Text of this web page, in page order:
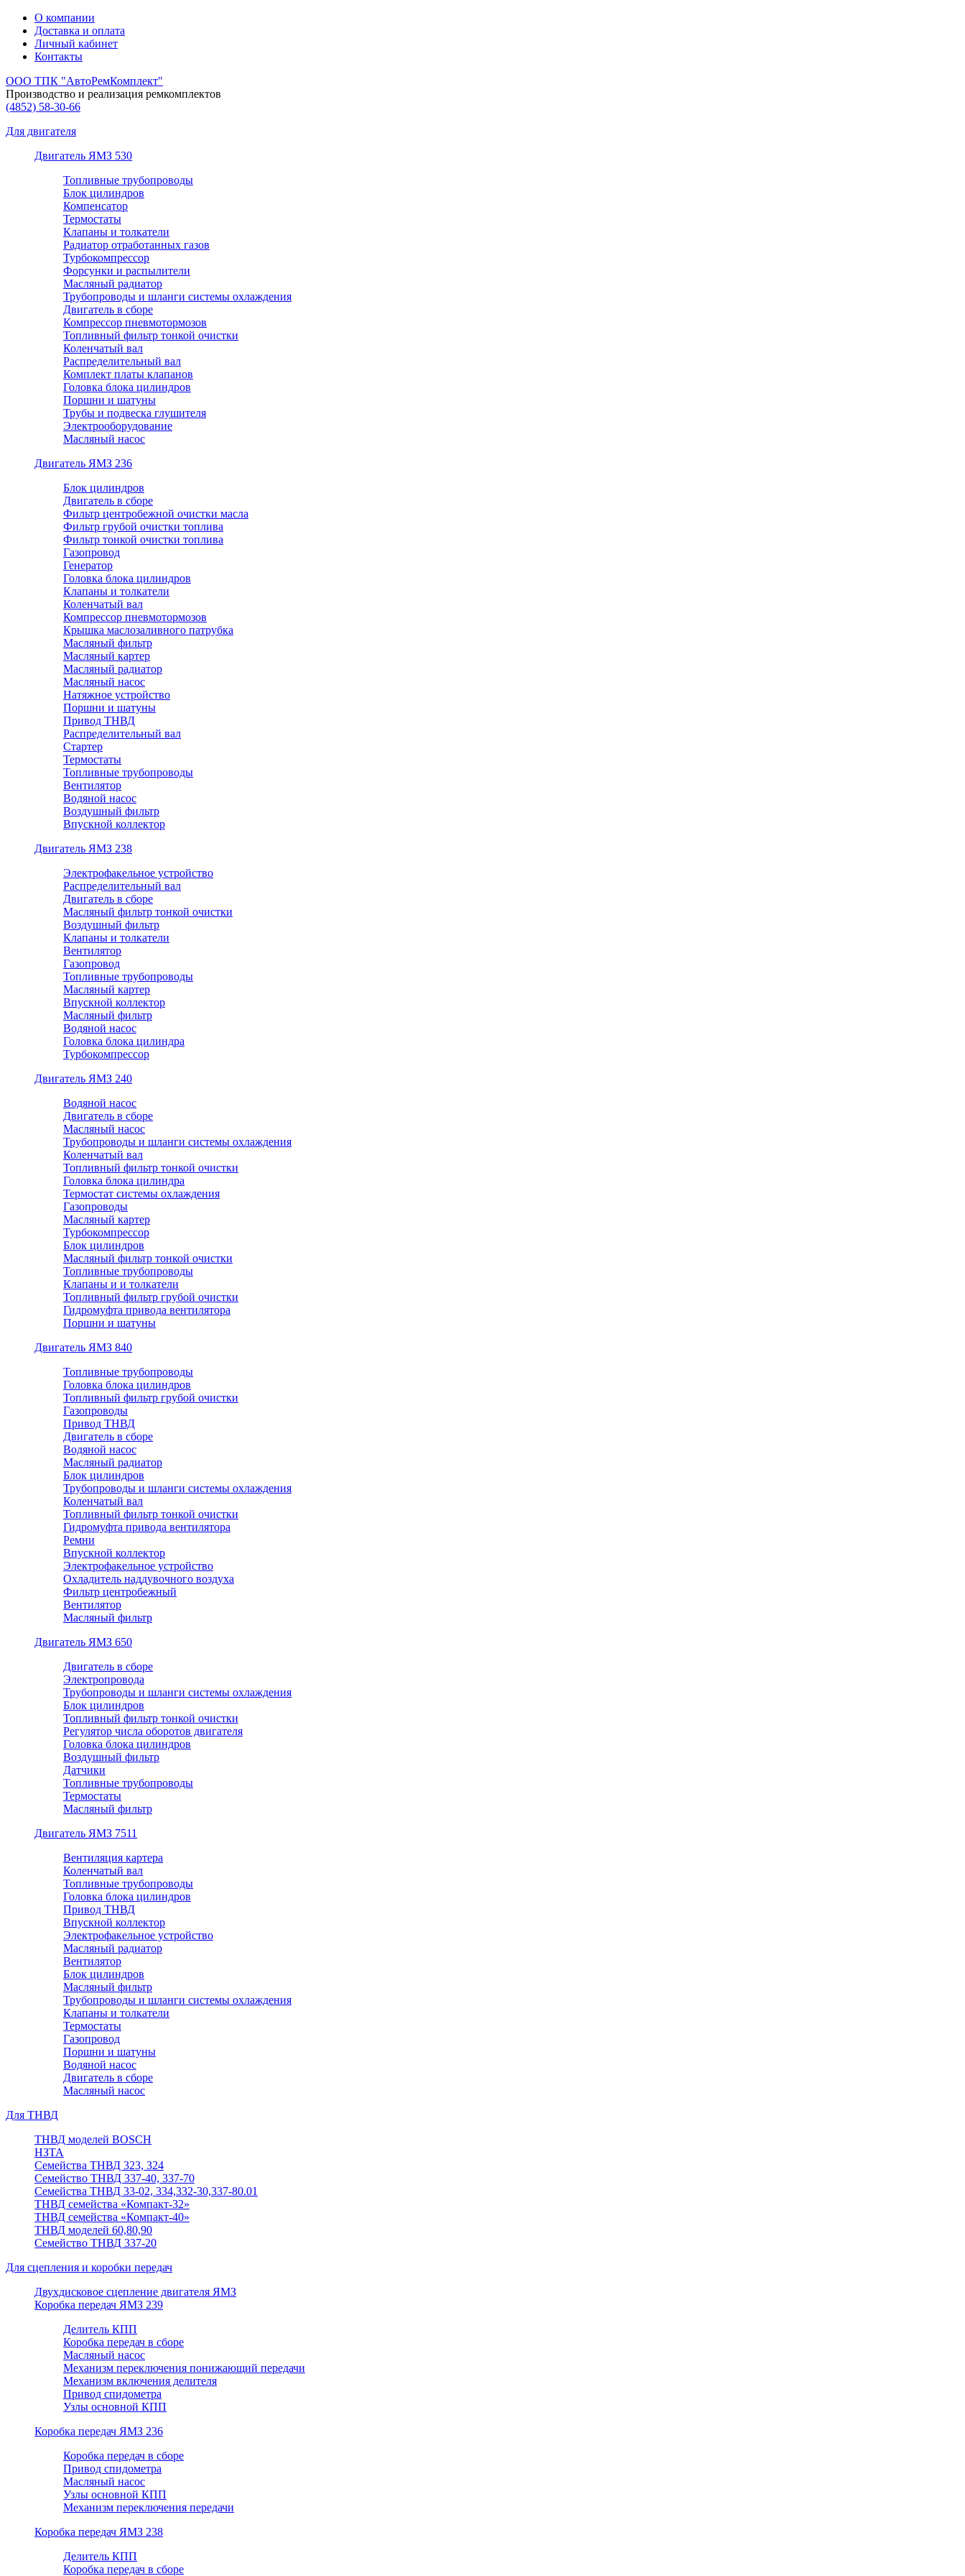
О компании
Доставка и оплата
Личный кабинет
Контакты
ООО ТПК "АвтоРемКомплект"
Производство и реализация ремкомплектов
(4852) 58-30-66
Для двигателя
Двигатель ЯМЗ 530
Топливные трубопроводы
Блок цилиндров
Компенсатор
Термостаты
Клапаны и толкатели
Радиатор отработанных газов
Турбокомпрессор
Форсунки и распылители
Масляный радиатор
Трубопроводы и шланги системы охлаждения
Двигатель в сборе
Компрессор пневмотормозов
Топливный фильтр тонкой очистки
Коленчатый вал
Распределительный вал
Комплект платы клапанов
Головка блока цилиндров
Поршни и шатуны
Трубы и подвеска глушителя
Электрооборудование
Масляный насос
Двигатель ЯМЗ 236
Блок цилиндров
Двигатель в сборе
Фильтр центробежной очистки масла
Фильтр грубой очистки топлива
Фильтр тонкой очистки топлива
Газопровод
Генератор
Головка блока цилиндров
Клапаны и толкатели
Коленчатый вал
Компрессор пневмотормозов
Крышка маслозаливного патрубка
Масляный фильтр
Масляный картер
Масляный радиатор
Масляный насос
Натяжное устройство
Поршни и шатуны
Привод ТНВД
Распределительный вал
Стартер
Термостаты
Топливные трубопроводы
Вентилятор
Водяной насос
Воздушный фильтр
Впускной коллектор
Двигатель ЯМЗ 238
Электрофакельное устройство
Распределительный вал
Двигатель в сборе
Масляный фильтр тонкой очистки
Воздушный фильтр
Клапаны и толкатели
Вентилятор
Газопровод
Топливные трубопроводы
Масляный картер
Впускной коллектор
Масляный фильтр
Водяной насос
Головка блока цилиндра
Турбокомпрессор
Двигатель ЯМЗ 240
Водяной насос
Двигатель в сборе
Масляный насос
Трубопроводы и шланги системы охлаждения
Коленчатый вал
Топливный фильтр тонкой очистки
Головка блока цилиндра
Термостат системы охлаждения
Газопроводы
Масляный картер
Турбокомпрессор
Блок цилиндров
Масляный фильтр тонкой очистки
Топливные трубопроводы
Клапаны и и толкатели
Топливный фильтр грубой очистки
Гидромуфта привода вентилятора
Поршни и шатуны
Двигатель ЯМЗ 840
Топливные трубопроводы
Головка блока цилиндров
Топливный фильтр грубой очистки
Газопроводы
Привод ТНВД
Двигатель в сборе
Водяной насос
Масляный радиатор
Блок цилиндров
Трубопроводы и шланги системы охлаждения
Коленчатый вал
Топливный фильтр тонкой очистки
Гидромуфта привода вентилятора
Ремни
Впускной коллектор
Электрофакельное устройство
Охладитель наддувочного воздуха
Фильтр центробежный
Вентилятор
Масляный фильтр
Двигатель ЯМЗ 650
Двигатель в сборе
Электропровода
Трубопроводы и шланги системы охлаждения
Блок цилиндров
Топливный фильтр тонкой очистки
Регулятор числа оборотов двигателя
Головка блока цилиндров
Воздушный фильтр
Датчики
Топливные трубопроводы
Термостаты
Масляный фильтр
Двигатель ЯМЗ 7511
Вентиляция картера
Коленчатый вал
Топливные трубопроводы
Головка блока цилиндров
Привод ТНВД
Впускной коллектор
Электрофакельное устройство
Масляный радиатор
Вентилятор
Блок цилиндров
Масляный фильтр
Трубопроводы и шланги системы охлаждения
Клапаны и толкатели
Термостаты
Газопровод
Поршни и шатуны
Водяной насос
Двигатель в сборе
Масляный насос
Для ТНВД
ТНВД моделей BOSCH
НЗТА
Семейства ТНВД 323, 324
Семейство ТНВД 337-40, 337-70
Семейства ТНВД 33-02, 334,332-30,337-80.01
ТНВД семейства «Компакт-32»
ТНВД семейства «Компакт-40»
ТНВД моделей 60,80,90
Семейство ТНВД 337-20
Для сцепления и коробки передач
Двухдисковое сцепление двигателя ЯМЗ
Коробка передач ЯМЗ 239
Делитель КПП
Коробка передач в сборе
Масляный насос
Механизм переключения понижающий передачи
Механизм включения делителя
Привод спидометра
Узлы основной КПП
Коробка передач ЯМЗ 236
Коробка передач в сборе
Привод спидометра
Масляный насос
Узлы основной КПП
Механизм переключения передачи
Коробка передач ЯМЗ 238
Делитель КПП
Коробка передач в сборе